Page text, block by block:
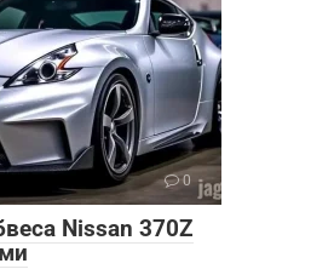
0
Nissan 370Z